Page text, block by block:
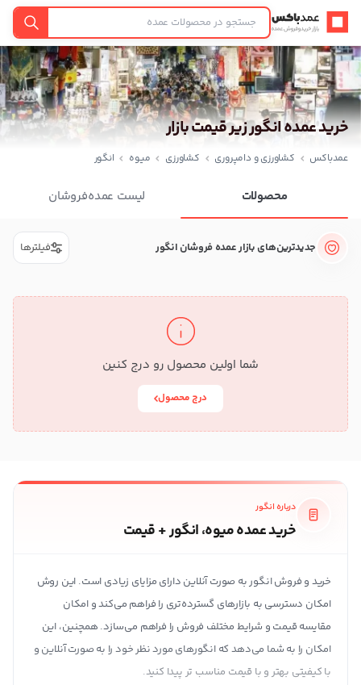
عمدباکس — بازگشت به صفحه اصلی
جستجو
خرید عمده انگور زیر قیمت بازار
عمدباکس کشاورزی و دامپروری کشاورزی میوه انگور
محصولات لیست عمده‌فروشان
جدیدترین‌های بازار عمده فروشان انگور فیلترها
شما اولین محصول رو درج کنین
درج محصول
درباره انگور
خرید عمده میوه، انگور + قیمت
خرید و فروش انگور به صورت آنلاین دارای مزایای زیادی است. این روش
امکان دسترسی به بازارهای گسترده‌تری را فراهم می‌کند و امکان
مقایسه قیمت و شرایط مختلف فروش را فراهم می‌سازد. همچنین، این
امکان را به شما می‌دهد که انگورهای مورد نظر خود را به صورت آنلاین و
با کیفیتی بهتر و با قیمت مناسب تر پیدا کنید.